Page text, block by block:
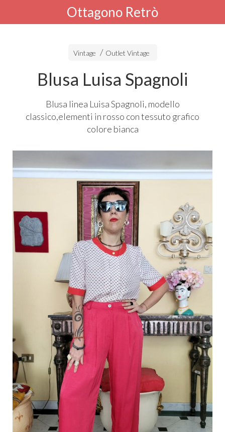
Ottagono Retrò
Vintage Outlet Vintage
Blusa Luisa Spagnoli
Blusa linea Luisa Spagnoli, modello
classico,elementi in rosso con tessuto grafico
colore bianca